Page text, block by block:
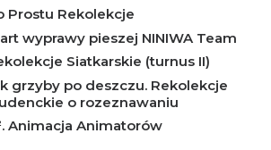
Prostu Rekolekcje
wyprawy pieszej NINIWA Team
Siatkarskie (turnus II)
grzyby po deszczu. Rekolekcje
o rozeznawaniu
Animacja Animatorów